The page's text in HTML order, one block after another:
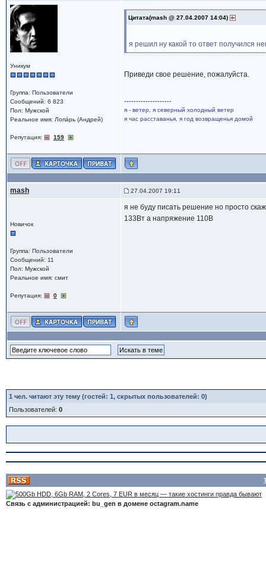
Уникум
Группа: Пользователи
Сообщений: 6 823
Пол: Мужской
Реальное имя: Лопáрь (Андрей)
Репутация: 159
Цитата(mash @ 27.04.2007 14:04)
я решил ну какой то ответ получился
Приведи свое решение, пожалуйста.
--------------------
я - ветер, я северный холодный ветер
я час расставанья, я год возвращенья домой
mash 27.04.2007 19:11
Новичок
Группа: Пользователи
Сообщений: 11
Пол: Мужской
Реальное имя: смит
Репутация: 0
я не буду писать решение но просто
133Вт а напряжение 110В
1 чел. читают эту тему (гостей: 1, скрытых пользователей: 0)
Пользователей: 0
Связь с администрацией: bu_gen в домене octagram.name